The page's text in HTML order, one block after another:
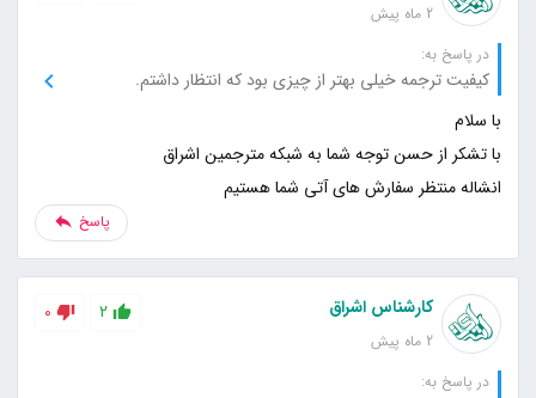
2 ماه پیش
در پاسخ به:
کیفیت ترجمه خیلی بهتر از چیزی بود که انتظار داشتم.
انشاله منتظر سفارش های آتی شما هستیم
پاسخ
کارشناس اشراق
2 ماه پیش
2
0
در پاسخ به: